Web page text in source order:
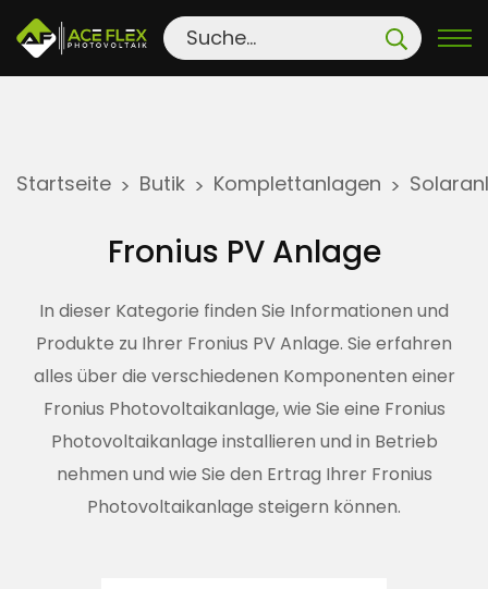
Startseite > Butik > Komplettanlagen >
Fronius PV Anlage
In dieser Kategorie finden Sie Informationen und
Produkte zu Ihrer Fronius PV Anlage. Sie erfahren
alles über die verschiedenen Komponenten einer
Fronius Photovoltaikanlage, wie Sie eine Fronius
Photovoltaikanlage installieren und in Betrieb
nehmen und wie Sie den Ertrag Ihrer Fronius
Photovoltaikanlage steigern können.